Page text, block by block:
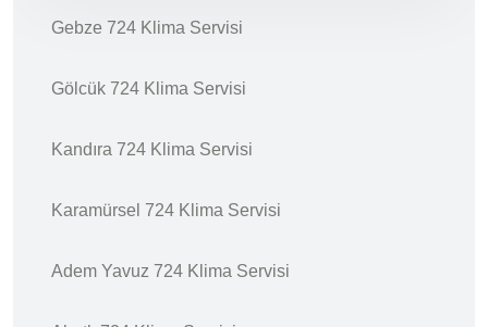
Gebze 724 Klima Servisi
Gölcük 724 Klima Servisi
Kandıra 724 Klima Servisi
Karamürsel 724 Klima Servisi
Adem Yavuz 724 Klima Servisi